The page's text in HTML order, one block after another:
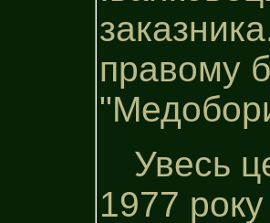
правому
Увесь
1977